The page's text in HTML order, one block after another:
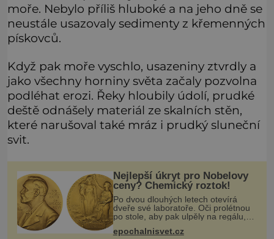
moře. Nebylo příliš hluboké a na jeho dně se
neustále usazovaly sedimenty z křemenných
pískovců.
Když pak moře vyschlo, usazeniny ztvrdly a
jako všechny horniny světa začaly pozvolna
podléhat erozi. Řeky hloubily údolí, prudké
deště odnášely materiál ze skalních stěn,
které narušoval také mráz i prudký sluneční
svit.
Nejlepší úkryt pro Nobelovy
ceny? Chemický roztok!
Po dvou dlouhých letech otevírá
dveře své laboratoře. Oči prolétnou
po stole, aby pak ulpěly na regálu,
kde se nachází všemožné látky.
Hledá žluto-oranžovou tekutinu,
epochalnisvet.cz